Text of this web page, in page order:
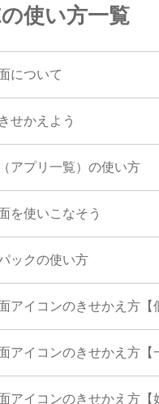
使い方一覧
について
せかえよう
アプリ一覧）の使い方
を使いこなそう
ックの使い方
アイコンのきせかえ方【
アイコンのきせかえ方【
アイコンのきせかえ方【